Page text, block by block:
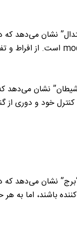
نشان می‌دهد که
خود و دوری از
نشان می‌دهد که
باشند، اما به